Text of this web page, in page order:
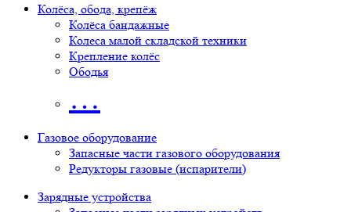
Колёса, обода, крепёж
Колёса бандажные
Колеса малой складской техники
Крепление колёс
Ободья
…
Газовое оборудование
Запасные части газового оборудования
Редукторы газовые (испарители)
Зарядные устройства